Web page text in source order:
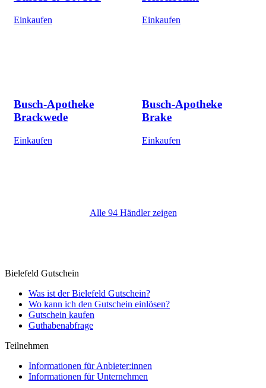
Einkaufen Einkaufen
Busch-Apotheke
Brackwede
Einkaufen
Busch-Apotheke
Brake
Einkaufen
Alle 94 Händler zeigen
Bielefeld Gutschein
Was ist der Bielefeld Gutschein?
Wo kann ich den Gutschein einlösen?
Gutschein kaufen
Guthabenabfrage
Teilnehmen
Informationen für Anbieter:innen
Informationen für Unternehmen